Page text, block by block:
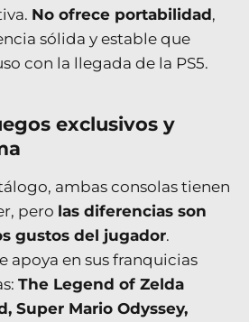
No ofrece portabilidad,
sólida y estable que
con la llegada de la PS5.
exclusivos y
ambas consolas tienen
pero las diferencias son
gustos del jugador.
apoya en sus franquicias
The Legend of Zelda
Super Mario Odyssey,